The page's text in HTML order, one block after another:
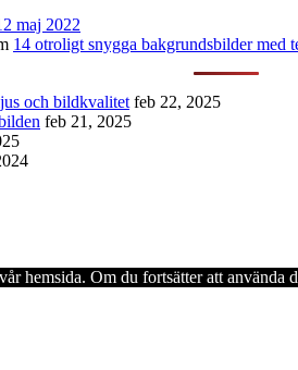
maj 2022
14 otroligt snygga bakgrundsbilder med
och bildkvalitet feb 22, 2025
feb 21, 2025
hemsida. Om du fortsätter att använda